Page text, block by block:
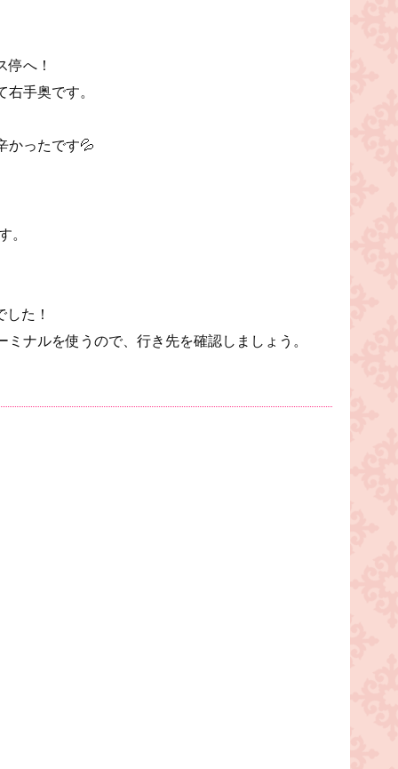
へ！
手奥です。
かったです💦
。
た！
ナルを使うので、行き先を確認しましょう。